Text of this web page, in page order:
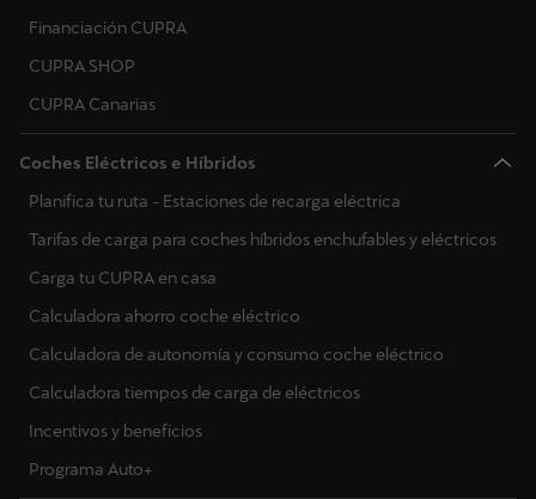
Financiación CUPRA
CUPRA SHOP
CUPRA Canarias
Coches Eléctricos e Híbridos
Planifica tu ruta - Estaciones de recarga eléctrica
Tarifas de carga para coches híbridos enchufables y eléctricos
Carga tu CUPRA en casa
Calculadora ahorro coche eléctrico
Calculadora de autonomía y consumo coche eléctrico
Calculadora tiempos de carga de eléctricos
Incentivos y beneficios
Programa Auto+